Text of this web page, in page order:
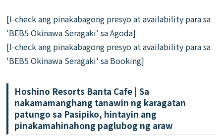
[I-check ang pinakabagong presyo at availability para sa
'BEB5 Okinawa Seragaki' sa Agoda]
[I-check ang pinakabagong presyo at availability para sa
'BEB5 Okinawa Seragaki' sa Booking]
Hoshino Resorts Banta Cafe | Sa
nakamamanghang tanawin ng karagatan
patungo sa Pasipiko, hintayin ang
pinakamahinahong paglubog ng araw